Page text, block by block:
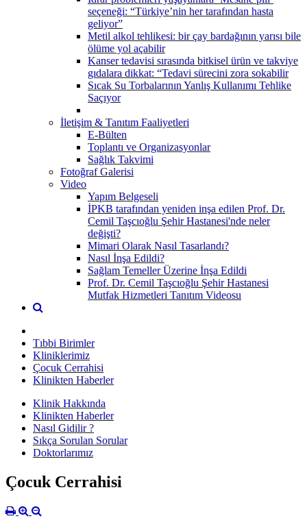
seçeneği: “Türkiye’nin her tarafından hasta
geliyor”
Metil alkol tehlikesi: bir çay bardağının yarısı bile
ölüme yol açabilir
Kanser tedavisi sırasında bitkisel ürün ve takviye
gıdalara dikkat: “Tedavi sürecini zora sokabilir
Sıcak Su Torbalarının Yanlış Kullanımı Tehlike
Saçıyor
İletişim & Tanıtım Faaliyetleri
E-Bülten
Toplantı ve Organizasyonlar
Sağlık Takvimi
Fotoğraf Galerisi
Video
Yapım Belgeseli
İPKB tarafından yeniden inşa edilen Prof. Dr.
Cemil Taşcıoğlu Şehir Hastanesi'nde neler
değişti?
Mimari Olarak Nasıl Tasarlandı?
Nasıl İnşa Edildi?
Sağlam Temeller Üzerine İnşa Edildi
Prof. Dr. Cemil Taşcıoğlu Şehir Hastanesi
Mutfak Hizmetleri Tanıtım Videosu
Tıbbi Birimler
Kliniklerimiz
Çocuk Cerrahisi
Klinikten Haberler
Klinik Hakkında
Klinikten Haberler
Nasıl Gidilir ?
Sıkça Sorulan Sorular
Doktorlarımız
Çocuk Cerrahisi